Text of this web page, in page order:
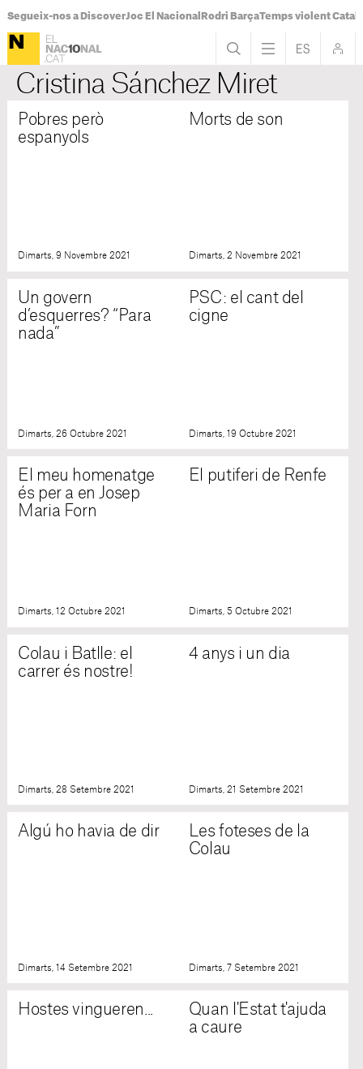
Segueix-nos a DiscoverJoc El Nacional Rodri BarçaTemps violent
Cristina Sánchez Miret
Pobres però
espanyols
Dimarts, 9 Novembre 2021
Morts de son
Dimarts, 2 Novembre 2021
Un govern
d’esquerres? “Para
nada”
Dimarts, 26 Octubre 2021
PSC: el cant del
cigne
Dimarts, 19 Octubre 2021
El meu homenatge
és per a en Josep
Maria Forn
Dimarts, 12 Octubre 2021
El putiferi de Renfe
Dimarts, 5 Octubre 2021
Colau i Batlle: el
carrer és nostre!
Dimarts, 28 Setembre 2021
4 anys i un dia
Dimarts, 21 Setembre 2021
Algú ho havia de dir
Dimarts, 14 Setembre 2021
Les foteses de la
Colau
Dimarts, 7 Setembre 2021
Hostes vingueren...
Quan l'Estat t'ajuda
a caure